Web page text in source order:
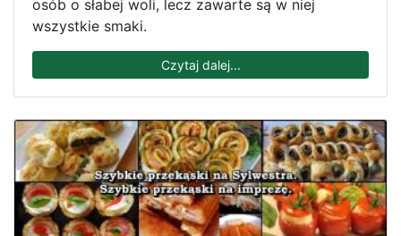
osób o słabej woli, lecz zawarte są w niej
wszystkie smaki.
Czytaj dalej...